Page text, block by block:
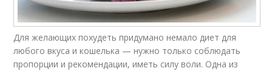
Для желающих похудеть придумано немало диет для
любого вкуса и кошелька — нужно только соблюдать
пропорции и рекомендации, иметь силу воли. Одна из